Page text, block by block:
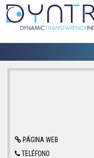
PÁGINA WEB
TELÉFONO